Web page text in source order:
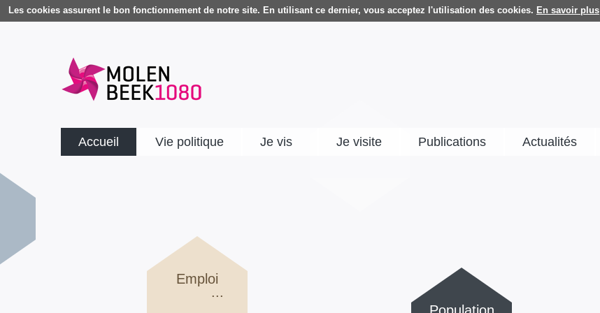
Les cookies assurent le bon fonctionnement de notre site. En utilisant ce dernier, vous acceptez l'utilisation des cookies. En savoir plus
Accueil Vie politique Je vis Je visite Publications Actualités
Emploi
...